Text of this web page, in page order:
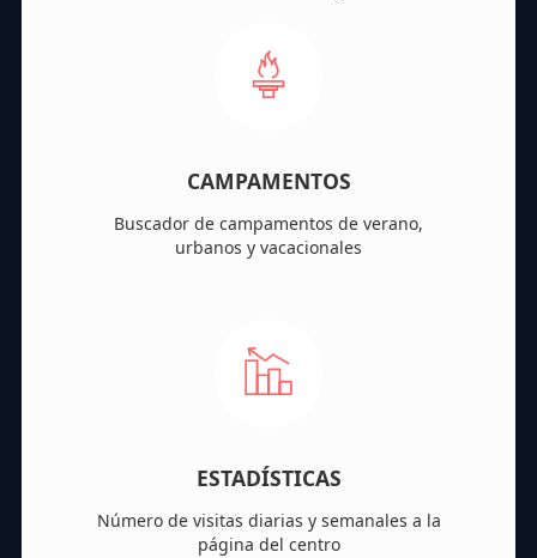
CAMPAMENTOS
Buscador de campamentos de verano,
urbanos y vacacionales
ESTADÍSTICAS
Número de visitas diarias y semanales a la
página del centro